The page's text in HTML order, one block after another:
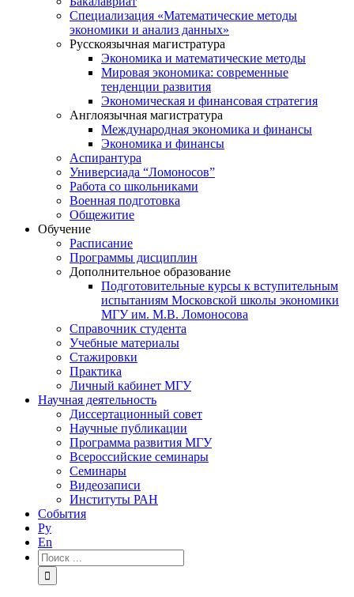
Специализация «Математические методы
экономики и анализ данных»
Русскоязычная магистратура
Экономика и математические методы
Мировая экономика: современные
тенденции развития
Экономическая и финансовая стратегия
Англоязычная магистратура
Международная экономика и финансы
Экономика и финансы
Аспирантура
Универсиада “Ломоносов”
Работа со школьниками
Военная подготовка
Общежитие
Обучение
Расписание
Программы дисциплин
Дополнительное образование
Подготовительные курсы к вступительным
испытаниям Московской школы экономики
МГУ им. М.В. Ломоносова
Справочник студента
Учебные материалы
Стажировки
Практика
Личный кабинет МГУ
Научная деятельность
Диссертационный совет
Научные публикации
Программа развития МГУ
Всероссийские семинары
Семинары
Видеозаписи
Институты РАН
События
Ру
En
Результат
поиска: